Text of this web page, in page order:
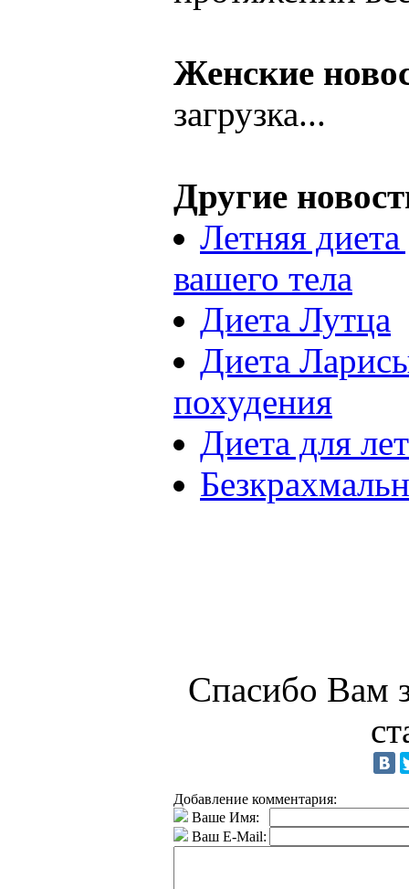
Женские
загрузка...
Другие
Летняя
вашего тела
Диета Лутца
Диета
похудения
Диета для
Спасибо Вам
Добавление комментария:
Ваше Имя:
Ваш E-Mail: